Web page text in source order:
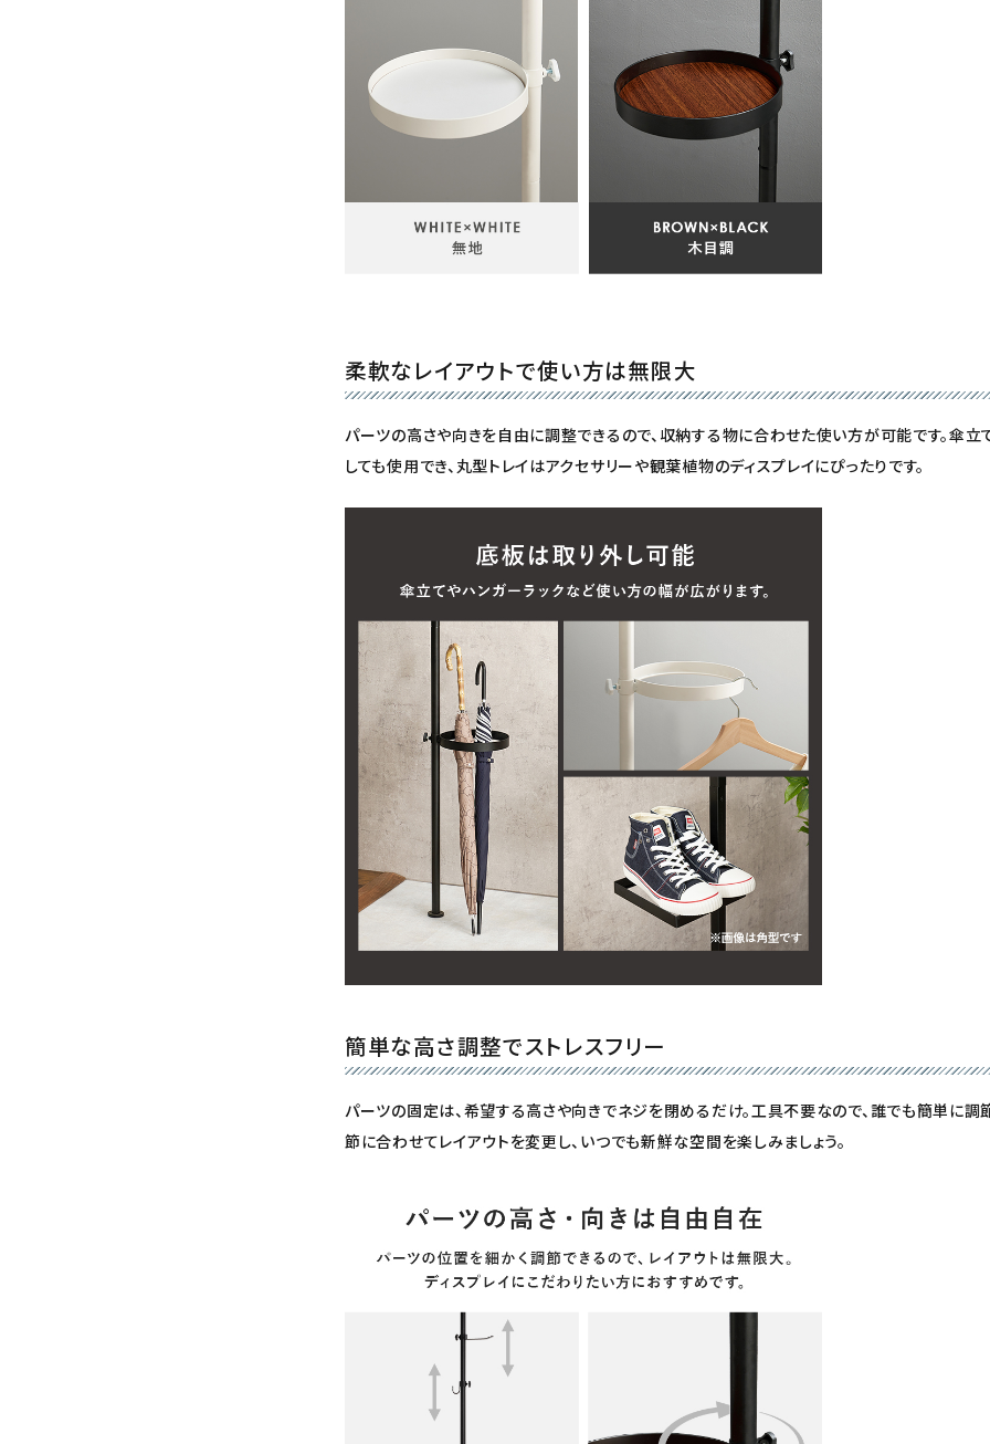
柔軟なレイアウトで使い方は無限大
パーツの高さや向きを自由に調整できるので、収納する物に合わせた使い方が可能です。傘立
しても使用でき、丸型トレイはアクセサリーや観葉植物のディスプレイにぴったりです。
簡単な高さ調整でストレスフリー
パーツの固定は、希望する高さや向きでネジを閉めるだけ。工具不要なので、誰でも簡単に調
節に合わせてレイアウトを変更し、いつでも新鮮な空間を楽しみましょう。